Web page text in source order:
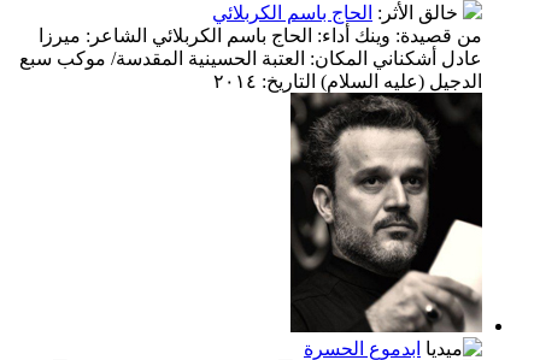
خالق الأثر : الحاج باسم الكربلائي
من قصيدة: وينك أداء: الحاج باسم الكربلائي الشاعر: ميرزا
عادل أشكناني المكان: العتبة الحسينية المقدسة/ موكب سبع
الدجيل (عليه السلام) التاريخ: ٢٠١٤
ابدموع الحسرة